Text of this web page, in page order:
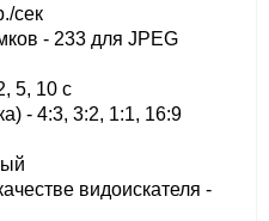
сек
- 233 для JPEG
5, 10 c
- 4:3, 3:2, 1:1, 16:9
видоискателя -